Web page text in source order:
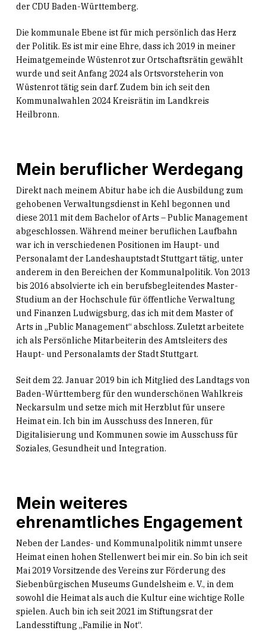
der CDU Baden-Württemberg.
Die kommunale Ebene ist für mich persönlich das Herz
der Politik. Es ist mir eine Ehre, dass ich 2019 in meiner
Heimatgemeinde Wüstenrot zur Ortschaftsrätin gewählt
wurde und seit Anfang 2024 als Ortsvorsteherin von
Wüstenrot tätig sein darf. Zudem bin ich seit den
Kommunalwahlen 2024 Kreisrätin im Landkreis
Heilbronn.
Mein beruflicher Werdegang
Direkt nach meinem Abitur habe ich die Ausbildung zum
gehobenen Verwaltungsdienst in Kehl begonnen und
diese 2011 mit dem Bachelor of Arts – Public Management
abgeschlossen. Während meiner beruflichen Laufbahn
war ich in verschiedenen Positionen im Haupt- und
Personalamt der Landeshauptstadt Stuttgart tätig, unter
anderem in den Bereichen der Kommunalpolitik. Von 2013
bis 2016 absolvierte ich ein berufsbegleitendes Master-
Studium an der Hochschule für öffentliche Verwaltung
und Finanzen Ludwigsburg, das ich mit dem Master of
Arts in „Public Management“ abschloss. Zuletzt arbeitete
ich als Persönliche Mitarbeiterin des Amtsleiters des
Haupt- und Personalamts der Stadt Stuttgart.
Seit dem 22. Januar 2019 bin ich Mitglied des Landtags von
Baden-Württemberg für den wunderschönen Wahlkreis
Neckarsulm und setze mich mit Herzblut für unsere
Heimat ein. Ich bin im Ausschuss des Inneren, für
Digitalisierung und Kommunen sowie im Ausschuss für
Soziales, Gesundheit und Integration.
Mein weiteres
ehrenamtliches Engagement
Neben der Landes- und Kommunalpolitik nimmt unsere
Heimat einen hohen Stellenwert bei mir ein. So bin ich seit
Mai 2019 Vorsitzende des Vereins zur Förderung des
Siebenbürgischen Museums Gundelsheim e. V., in dem
sowohl die Heimat als auch die Kultur eine wichtige Rolle
spielen. Auch bin ich seit 2021 im Stiftungsrat der
Landesstiftung „Familie in Not“.